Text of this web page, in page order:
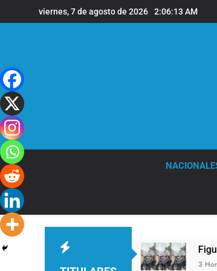
al
viernes, 7 de agosto de 2026 2:06:13 AM
a la Argentina Figuras de la
3 Horas Atrás